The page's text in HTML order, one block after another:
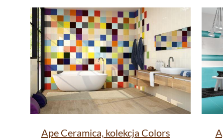
Ape Ceramica, kolekcja Colors